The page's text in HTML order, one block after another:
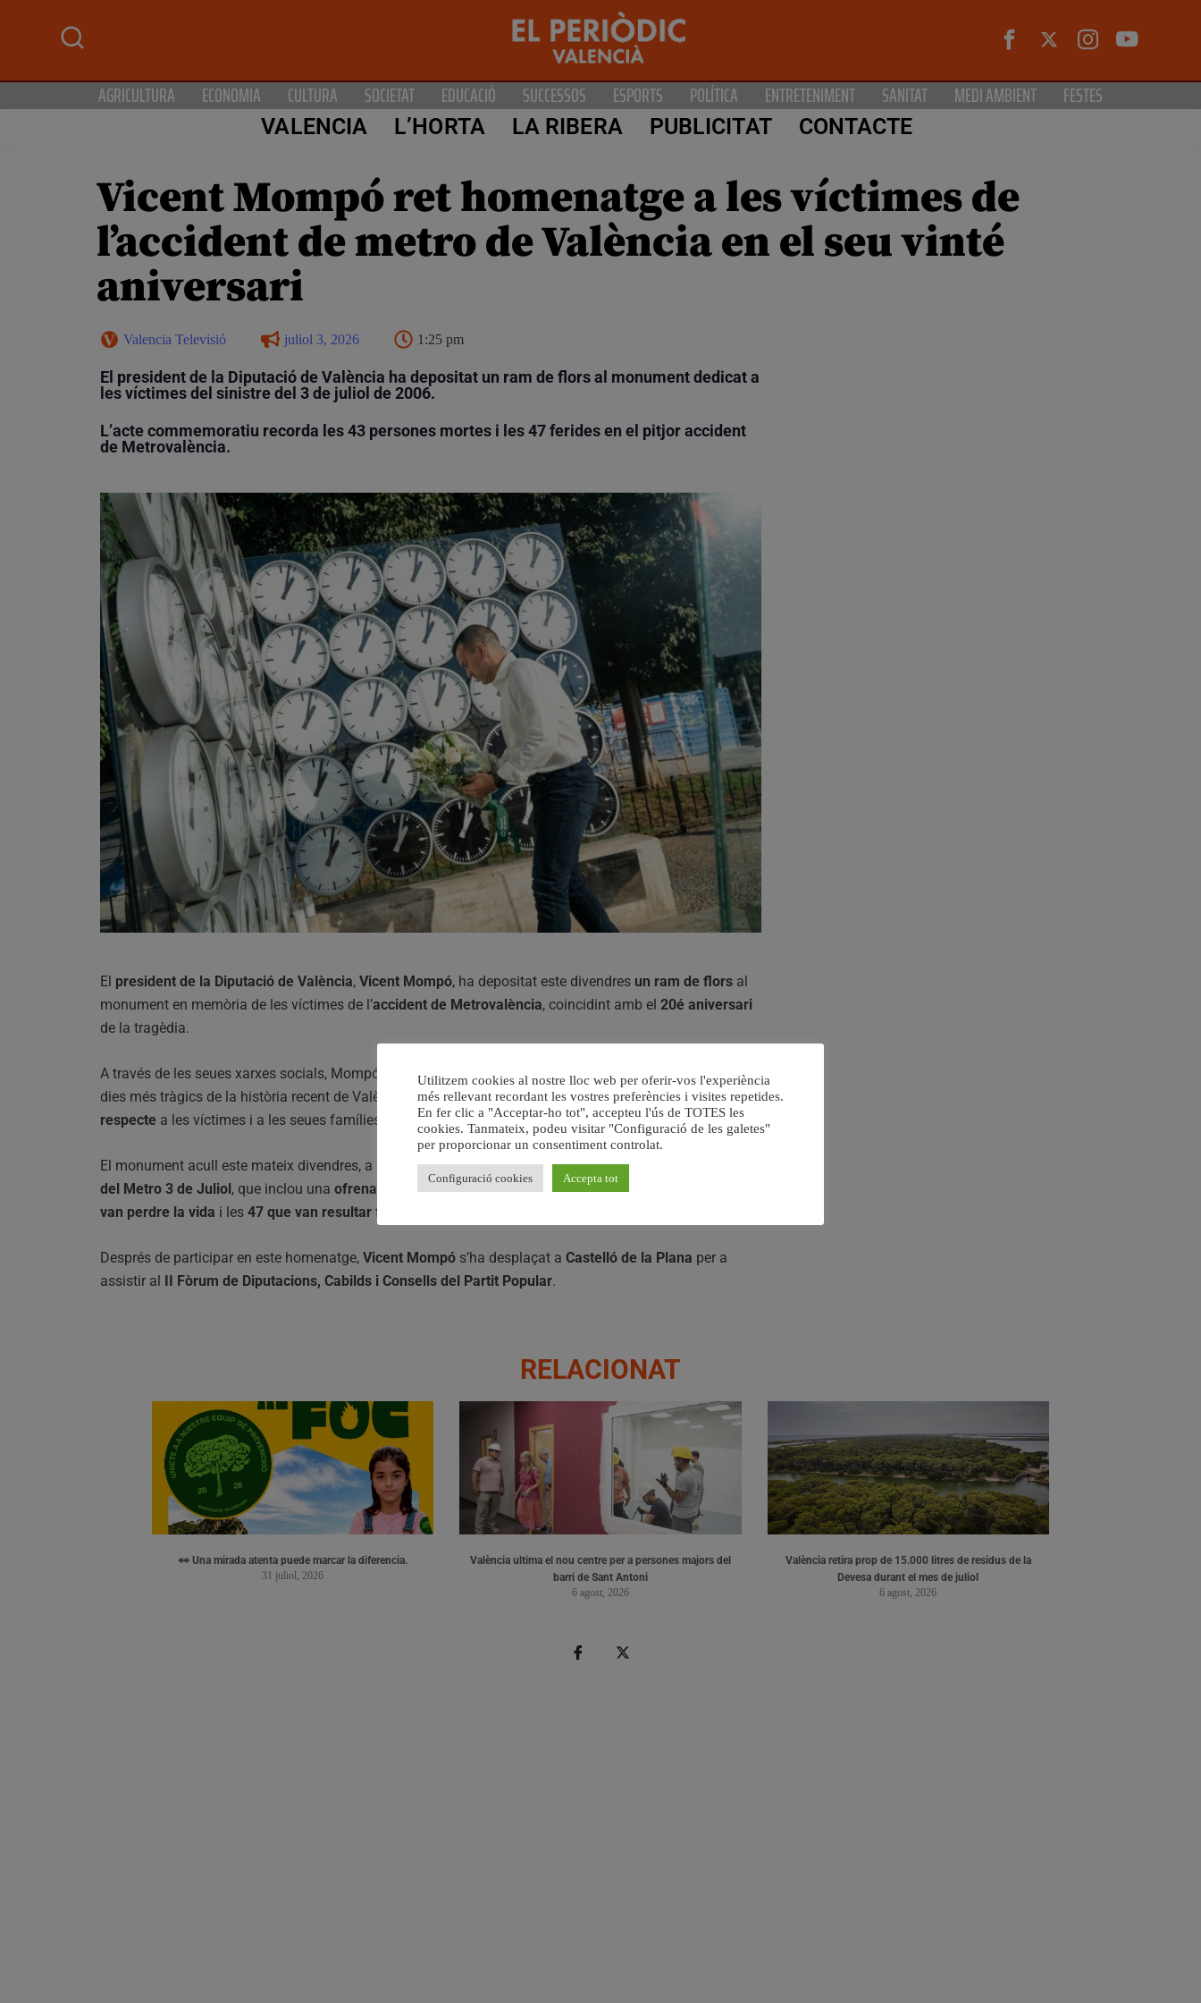
AGRICULTURA ECONOMIA CULTURA SOCIETAT EDUCACIÓ SUCCESSOS ESPORTS POLÍTICA ENTRETENIMENT SANITAT MEDI AMBIENT FESTES
VALENCIA L’HORTA LA RIBERA PUBLICITAT CONTACTE
Vicent Mompó ret homenatge a les víctimes de
l’accident de metro de València en el seu vinté
aniversari
Valencia Televisió juliol 3, 2026 1:25 pm
El president de la Diputació de València ha depositat un ram de flors al monument dedicat a
les víctimes del sinistre del 3 de juliol de 2006.
L’acte commemoratiu recorda les 43 persones mortes i les 47 ferides en el pitjor accident
de Metrovalència.
El president de la Diputació de València, Vicent Mompó, ha depositat este divendres un ram de flors al
monument en memòria de les víctimes de l’accident de Metrovalència, coincidint amb el 20é aniversari
de la tragèdia.
A través de les seues xarxes socials, Mompó ha recordat que el 3 de juliol de 2006
va marcar un dels
dies més tràgics de la història recent de València i ha dedicat unes paraules dememòria, dignitat i
respecte a les víctimes i a les seues famílies.
El monument acull este mateix divendres, a les 13.00 hores, l’acte organitzat per l’Associació Víctimes
del Metro 3 de Juliol , que inclou una ofrena floral iminuts de silencien record de les
van perdre la vida i les 47 que van resultar ferides
Després de participar en este homenatge, Vicent Mompó s’ha desplaçat a Castelló de la Plana per a
assistir al
II Fòrum de Diputacions, Cabilds i Consells del Partit Popular.
RELACIONAT
👀 Una mirada atenta puede marcar la diferencia.
31 juliol, 2026
València ultima el nou centre per a persones majors del
barri de Sant Antoni
6 agost, 2026
València retira prop de 15.000 litres de residus de la
Devesa durant el mes de juliol
6 agost, 2026
Utilitzem cookies al nostre lloc web per oferir-vos l'experiència
més rellevant recordant les vostres preferències i visites repetides.
En fer clic a "Acceptar-ho tot", accepteu l'ús de TOTES les
cookies. Tanmateix, podeu visitar "Configuració de les galetes"
per proporcionar un consentiment controlat.
Configuració cookies Accepta tot